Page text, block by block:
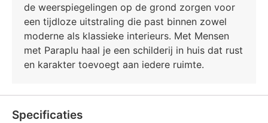
de weerspiegelingen op de grond zorgen voor
een tijdloze uitstraling die past binnen zowel
moderne als klassieke interieurs. Met Mensen
met Paraplu haal je een schilderij in huis dat rust
en karakter toevoegt aan iedere ruimte.
Specificaties